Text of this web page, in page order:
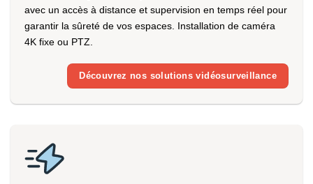
avec un accès à distance et supervision en temps réel pour
garantir la sûreté de vos espaces. Installation de caméra
4K fixe ou PTZ.
Découvrez nos solutions vidéosurveillance